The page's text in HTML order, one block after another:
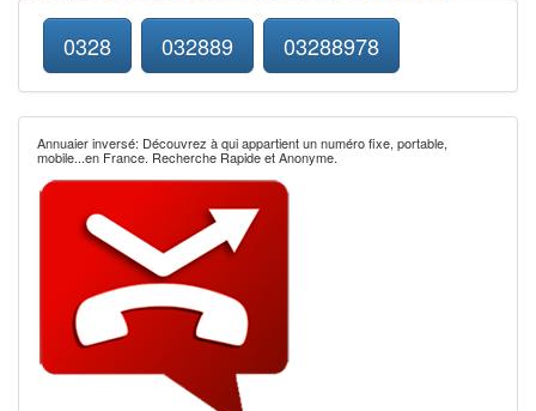
0328 032889 03288978
Annuaier inversé: Découvrez à qui appartient un numéro fixe, portable,
mobile...en France. Recherche Rapide et Anonyme.